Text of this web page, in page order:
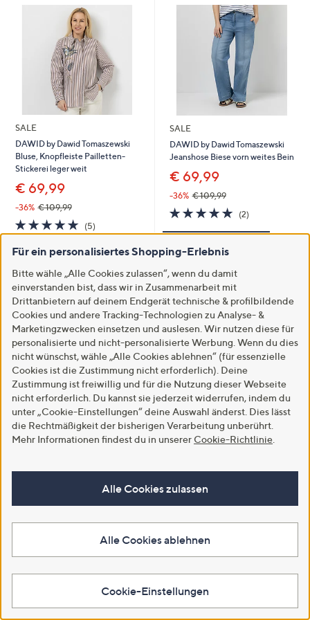
SALE
DAWID by Dawid Tomaszewski
Bluse, Knopfleiste Pailletten-
Stickerei leger weit
€ 69,99
-36% € 109,99
5.0
von
(5)5
Bewertungen
In den Warenkorb
SALE
DAWID by Dawid Tomaszewski
Jeanshose Biese vorn weites Bein
€ 69,99
-36% € 109,99
5.0
von
5
(2)2
In den Warenkorb
Zuletzt im TV
DAWID by Dawid Tomaszewski
ca. 140x8cm
-33% € 29,99
5.01
Bewertungen
In den Warenkorb
SALE
DAWID by Dawid Tomaszewski
Kragen figurumspielend
€ 89,99
5.02
In den Warenkorb
Für ein personalisiertes Shopping-Erlebnis
Bitte wähle „Alle Cookies zulassen“, wenn du damit
einverstanden bist, dass wir in Zusammenarbeit mit
Drittanbietern auf deinem Endgerät technische & profilbildende
Cookies und andere Tracking-Technologien zu Analyse- &
Marketingzwecken einsetzen und auslesen. Wir nutzen diese für
personalisierte und nicht-personalisierte Werbung. Wenn du dies
nicht wünschst, wähle „Alle Cookies ablehnen“ (für essenzielle
Cookies ist die Zustimmung nicht erforderlich). Deine
Zustimmung ist freiwillig und für die Nutzung dieser Webseite
nicht erforderlich. Du kannst sie jederzeit widerrufen, indem du
unter „Cookie-Einstellungen“ deine Auswahl änderst. Dies lässt
die Rechtmäßigkeit der bisherigen Verarbeitung unberührt.
Mehr Informationen findest du in unserer Cookie-Richtlinie
Alle Cookies zulassen
Alle Cookies ablehnen
Cookie-Einstellungen